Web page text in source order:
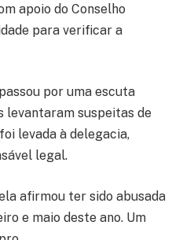
apoio do Conselho
para verificar a
por uma escuta
levantaram suspeitas de
levada à delegacia,
legal.
afirmou ter sido abusada
e maio deste ano. Um